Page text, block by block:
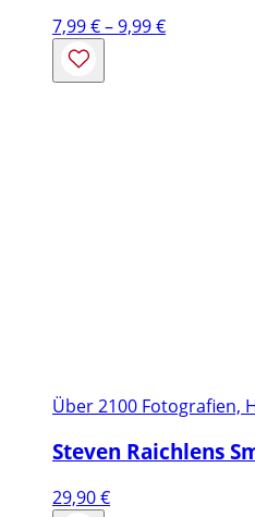
7,99€–9,99€
Über 2100 Fotografien,
Steven Raichlens
29,90€